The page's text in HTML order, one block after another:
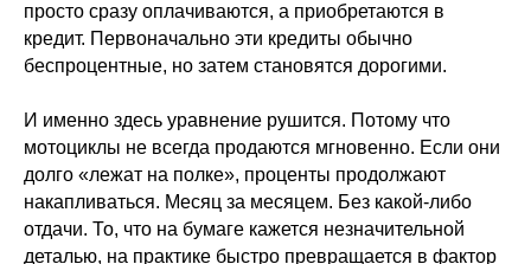
просто сразу оплачиваются, а приобретаются в
кредит. Первоначально эти кредиты обычно
беспроцентные, но затем становятся дорогими.
И именно здесь уравнение рушится. Потому что
мотоциклы не всегда продаются мгновенно. Если они
долго «лежат на полке», проценты продолжают
накапливаться. Месяц за месяцем. Без какой-либо
отдачи. То, что на бумаге кажется незначительной
деталью, на практике быстро превращается в фактор